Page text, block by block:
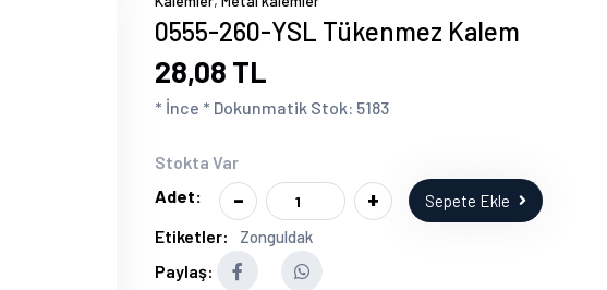
0555-260-YSL Tükenmez Kalem
28,08 TL
* İnce * Dokunmatik Stok: 5183
Stokta Var
Adet:
- + Sepete Ekle
Etiketler: Zonguldak
Paylaş: